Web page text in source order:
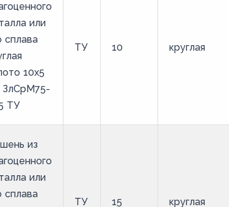
или
сплава
10х5
ТУ
ТУ 10 круглая
из
или
сплава
ТУ 15 круглая